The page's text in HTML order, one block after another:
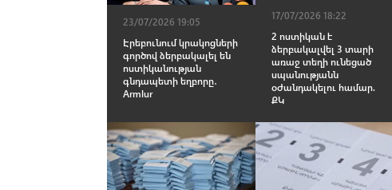
23/07/2026 19:05
Էրեբունում կրակոցների
գործով ձերբակալել են
ոստիկանության
գնդապետի եղբորը․
Armlur
17/07/2026 18:22
2 ոստիկան է
ձերբակալվել 3 տարի
առաջ տեղի ունեցած
սպանությանն
օժանդակելու համար.
ՔԿ